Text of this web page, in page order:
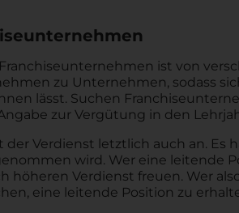
ist von
zu Unternehmen, sodass
lässt. Suchen
zur Vergütung in den
Verdienst letztlich auch an. Es
wird. Wer eine leitende
höheren Verdienst freuen. Wer
eine leitende Position zu